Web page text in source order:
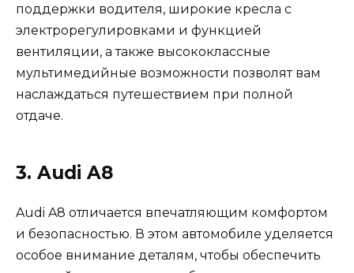
поддержки водителя, широкие кресла с
электрорегулировками и функцией
вентиляции, а также высококлассные
мультимедийные возможности позволят вам
наслаждаться путешествием при полной
отдаче.
3. Audi A8
Audi A8 отличается впечатляющим комфортом
и безопасностью. В этом автомобиле уделяется
особое внимание деталям, чтобы обеспечить